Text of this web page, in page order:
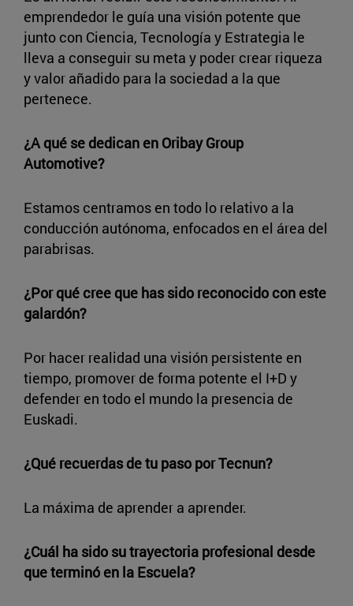
emprendedor le guía una visión potente que
junto con Ciencia, Tecnología y Estrategia le
lleva a conseguir su meta y poder crear riqueza
y valor añadido para la sociedad a la que
pertenece.
¿A qué se dedican en Oribay Group
Automotive?
Estamos centramos en todo lo relativo a la
conducción autónoma, enfocados en el área del
parabrisas.
¿Por qué cree que has sido reconocido con este
galardón?
Por hacer realidad una visión persistente en
tiempo, promover de forma potente el I+D y
defender en todo el mundo la presencia de
Euskadi.
¿Qué recuerdas de tu paso por Tecnun?
La máxima de aprender a aprender.
¿Cuál ha sido su trayectoria profesional desde
que terminó en la Escuela?